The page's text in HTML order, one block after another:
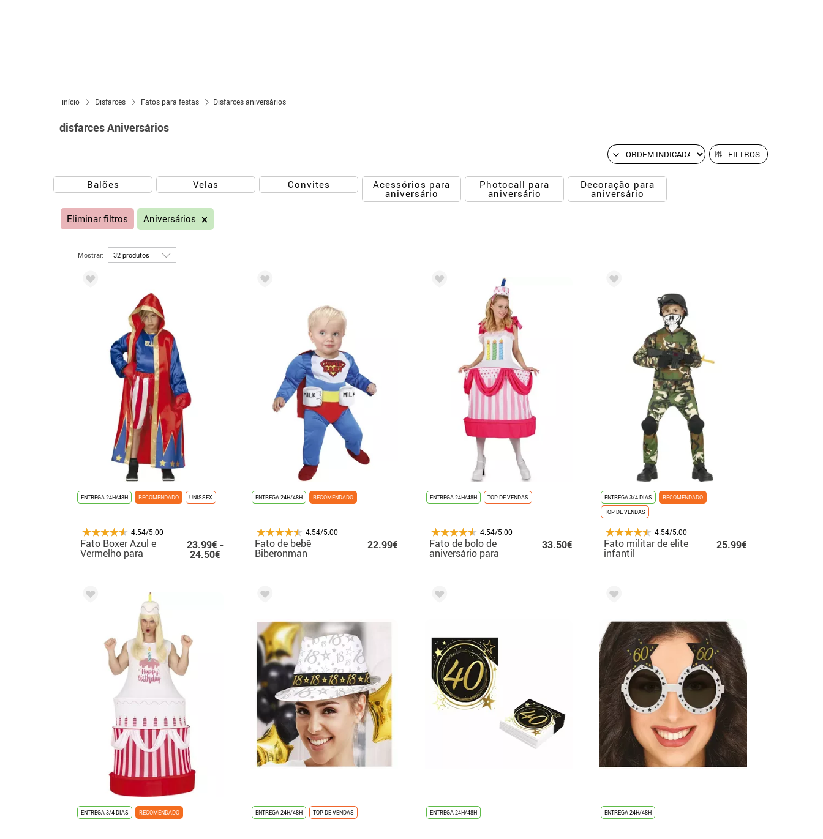
início Disfarces Fatos para festas Disfarces aniversários
disfarces Aniversários
FILTROS
Balões Velas Convites Acessórios para
aniversário
Photocall para
aniversário
Decoração para
aniversário
Eliminar filtros Aniversários
Mostrar:
ENTREGA 24H/48H RECOMENDADO UNISSEX
4.54/5.00
Fato Boxer Azul e
Vermelho para
23.99€ -
24.50€
ENTREGA 24H/48H RECOMENDADO
4.54/5.00
Fato de bebê
Biberonman
22.99€
ENTREGA 24H/48H TOP DE VENDAS
4.54/5.00
Fato de bolo de
aniversário para
33.50€
ENTREGA 3/4 DIAS
RECOMENDADO
TOP DE VENDAS
4.54/5.00
Fato militar de elite
infantil
25.99€
ENTREGA 3/4 DIAS RECOMENDADO ENTREGA 24H/48H TOP DE VENDAS ENTREGA 24H/48H ENTREGA 24H/48H